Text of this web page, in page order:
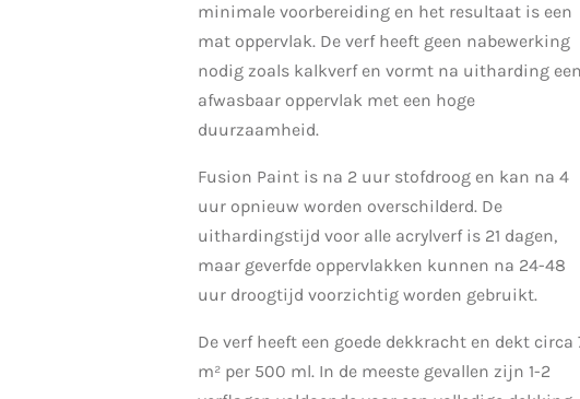
minimale voorbereiding en het resultaat is een
mat oppervlak. De verf heeft geen nabewerking
nodig zoals kalkverf en vormt na uitharding een
afwasbaar oppervlak met een hoge
duurzaamheid.
Fusion Paint is na 2 uur stofdroog en kan na 4
uur opnieuw worden overschilderd. De
uithardingstijd voor alle acrylverf is 21 dagen,
maar geverfde oppervlakken kunnen na 24-48
uur droogtijd voorzichtig worden gebruikt.
De verf heeft een goede dekkracht en dekt circa
m² per 500 ml. In de meeste gevallen zijn 1-2